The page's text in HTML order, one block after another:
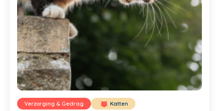
Verzorging & Gedrag Katten